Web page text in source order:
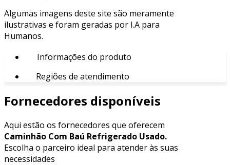
Algumas imagens deste site são meramente
ilustrativas e foram geradas por I.A para
Humanos.
Informações do produto
Regiões de atendimento
Fornecedores disponíveis
Aqui estão os fornecedores que oferecem
Caminhão Com Baú Refrigerado Usado.
Escolha o parceiro ideal para atender às suas
necessidades